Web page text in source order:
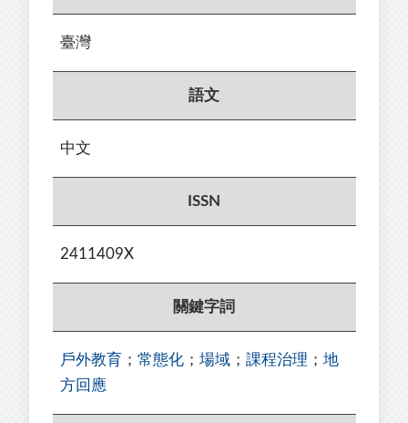
臺灣
語文
中文
ISSN
2411409X
關鍵字詞
⼾外教育 ； 常態化 ； 場域 ； 課程治理 ； 地
⽅回應